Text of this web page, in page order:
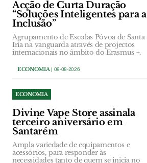
Acção de Curta Duração
“Soluções Inteligentes para a
Inclusão”
Agrupamento de Escolas Póvoa de Santa
Iria na vanguarda através de projectos
internacionais no âmbito do Erasmus +.
ECONOMIA | 09-08-2026
ECONOMIA
Divine Vape Store assinala
terceiro aniversário em
Santarém
Ampla variedade de equipamentos e
acessórios, para responder às
necessidades tanto de quem se inicia no